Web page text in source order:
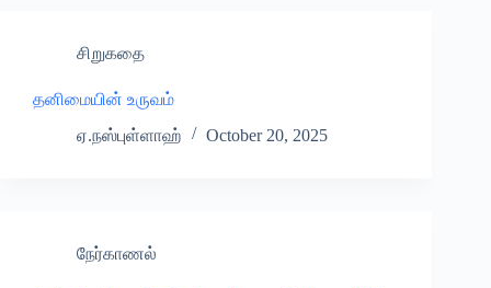
சிறுகதை
தனிமையின் உருவம்
ஏ.நஸ்புள்ளாஹ்
October 20, 2025
நேர்காணல்